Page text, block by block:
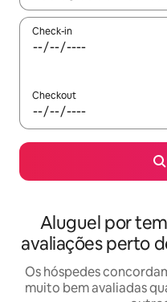
Check-in
Checkout
Aluguel por
avaliações perto
Os hóspedes
muito bem avaliadas